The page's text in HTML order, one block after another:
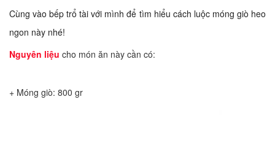
Cùng vào bếp trổ tài với mình để tìm hiểu cách luộc móng giò heo
ngon này nhé!
Nguyên liệu cho món ăn này cần có:
+ Móng giò: 800 gr